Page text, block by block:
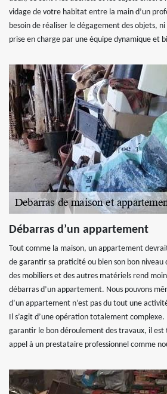
vidage de votre habitat entre la main d’un
besoin de réaliser le dégagement des objets,
prise en charge par une équipe dynamique et
Débarras d’un appartement
Tout comme la maison, un appartement
de garantir sa praticité ou bien son bon niveau
des mobiliers et des autres matériels rend
débarras d’un appartement. Nous pouvons
d’un appartement n’est pas du tout une
Il s’agit d’une opération totalement
garantir le bon déroulement des travaux, il
appel à un prestataire professionnel comme